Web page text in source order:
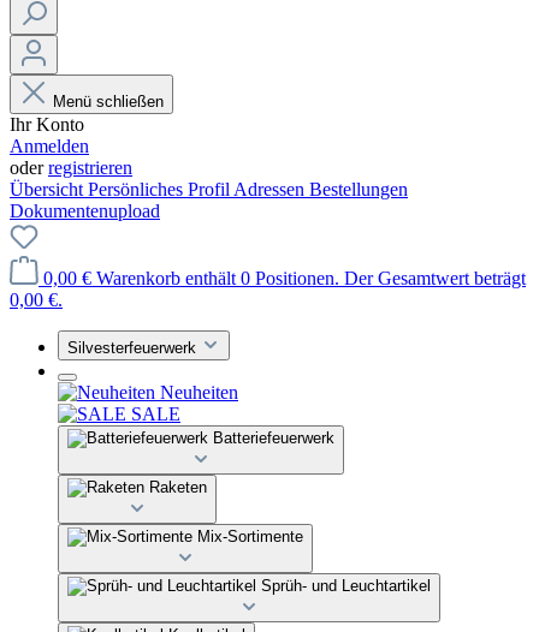
Menü schließen
Ihr Konto
Anmelden
oderregistrieren
Übersicht Persönliches Profil Adressen Bestellungen
Dokumentenupload
0,00 € Warenkorb enthält 0 Positionen. Der Gesamtwert beträgt
0,00 €.
Silvesterfeuerwerk
Neuheiten
SALE
Batteriefeuerwerk
Raketen
Mix-Sortimente
Sprüh- und Leuchtartikel